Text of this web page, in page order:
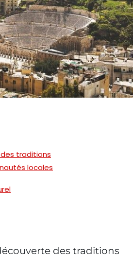
traditions
locales
des traditions